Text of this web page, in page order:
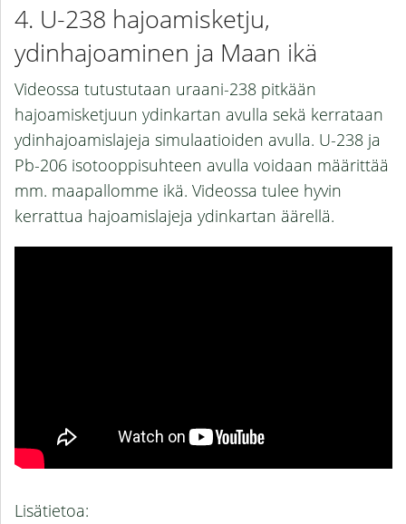
U-238 hajoamisketju,
ydinhajoaminen ja Maan ikä
Videossa tutustutaan uraani-238 pitkään
hajoamisketjuun ydinkartan avulla sekä kerrataan
ydinhajoamislajeja simulaatioiden avulla. U-238 ja
Pb-206 isotooppisuhteen avulla voidaan määrittää
mm. maapallomme ikä. Videossa tulee hyvin
kerrattua hajoamislajeja ydinkartan äärellä.
Lisätietoa: